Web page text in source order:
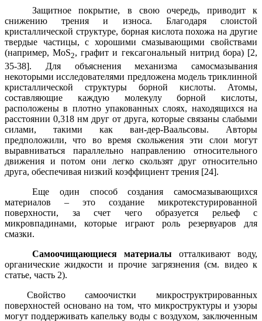
Защитное покрытие, в свою очередь, приводит к
снижению трения и износа. Благодаря слоистой
кристаллической структуре, борная кислота похожа на другие
твердые частицы, с хорошими смазывающими свойствами
(например, MoS2, графит и гексагональный нитрид бора) [2,
35-38]. Для объяснения механизма самосмазывания
некоторыми исследователями предложена модель триклинной
кристаллической структуры борной кислоты. Атомы,
составляющие каждую молекулу борной кислоты,
расположены в плотно упакованных слоях, находящихся на
расстоянии 0,318 нм друг от друга, которые связаны слабыми
силами, такими как ван-дер-Ваальсовы. Авторы
предположили, что во время скольжения эти слои могут
выравниваться параллельно направлению относительного
движения и потом они легко скользят друг относительно
друга, обеспечивая низкий коэффициент трения [24].
Еще один способ создания самосмазывающихся
материалов – это создание микротекстурированной
поверхности, за счет чего образуется рельеф с
микровпадинами, которые играют роль резервуаров для
смазки.
Самоочищающиеся материалы
отталкивают воду,
органические жидкости и прочие загрязнения(см. видео к
статье, часть 2).
Свойство самоочистки микроструктрированных
поверхностей основано на том, что микроструктуры и узоры
могут поддерживать капельку воды с воздухом, заключенным